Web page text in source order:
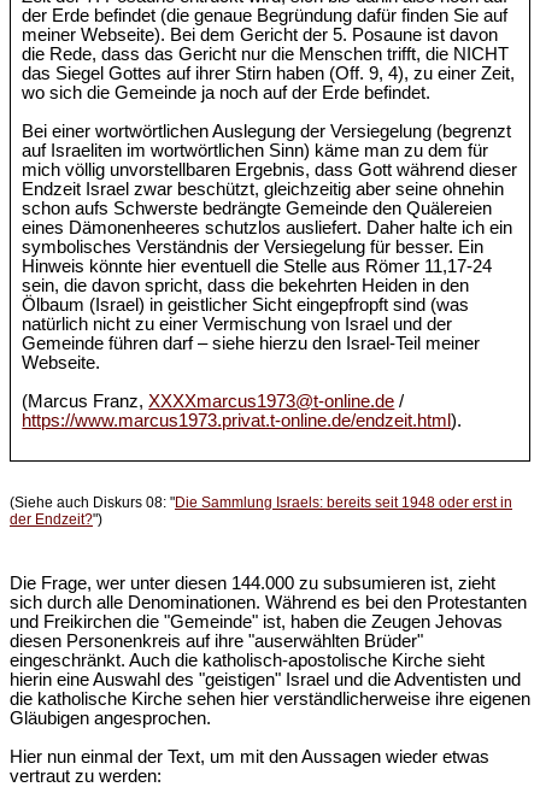
der Erde befindet (die genaue Begründung dafür finden Sie auf
meiner Webseite). Bei dem Gericht der 5. Posaune ist davon
die Rede, dass das Gericht nur die Menschen trifft, die NICHT
das Siegel Gottes auf ihrer Stirn haben (Off. 9, 4), zu einer Zeit,
wo sich die Gemeinde ja noch auf der Erde befindet.
Bei einer wortwörtlichen Auslegung der Versiegelung (begrenzt
auf Israeliten im wortwörtlichen Sinn) käme man zu dem für
mich völlig unvorstellbaren Ergebnis, dass Gott während dieser
Endzeit Israel zwar beschützt, gleichzeitig aber seine ohnehin
schon aufs Schwerste bedrängte Gemeinde den Quälereien
eines Dämonenheeres schutzlos ausliefert. Daher halte ich ein
symbolisches Verständnis der Versiegelung für besser. Ein
Hinweis könnte hier eventuell die Stelle aus Römer 11,17-24
sein, die davon spricht, dass die bekehrten Heiden in den
Ölbaum (Israel) in geistlicher Sicht eingepfropft sind (was
natürlich nicht zu einer Vermischung von Israel und der
Gemeinde führen darf – siehe hierzu den Israel-Teil meiner
Webseite.
(Marcus Franz,XXXXmarcus1973@t-online.de /
https://www.marcus1973.privat.t-online.de/endzeit.html).
(Siehe auch Diskurs 08: "Die Sammlung Israels: bereits seit 1948 oder erst in
der Endzeit?")
Die Frage, wer unter diesen 144.000 zu subsumieren ist, zieht
sich durch alle Denominationen. Während es bei den Protestanten
und Freikirchen die "Gemeinde" ist, haben die Zeugen Jehovas
diesen Personenkreis auf ihre "auserwählten Brüder"
eingeschränkt. Auch die katholisch-apostolische Kirche sieht
hierin eine Auswahl des "geistigen" Israel und die Adventisten und
die katholische Kirche sehen hier verständlicherweise ihre eigenen
Gläubigen angesprochen.
Hier nun einmal der Text, um mit den Aussagen wieder etwas
vertraut zu werden: